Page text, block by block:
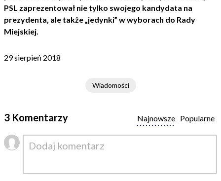
PSL zaprezentował nie tylko swojego kandydata na
prezydenta, ale także „jedynki” w wyborach do Rady
Miejskiej.
29 sierpień 2018
Wiadomości
3 Komentarzy Popularne
Najnowsze